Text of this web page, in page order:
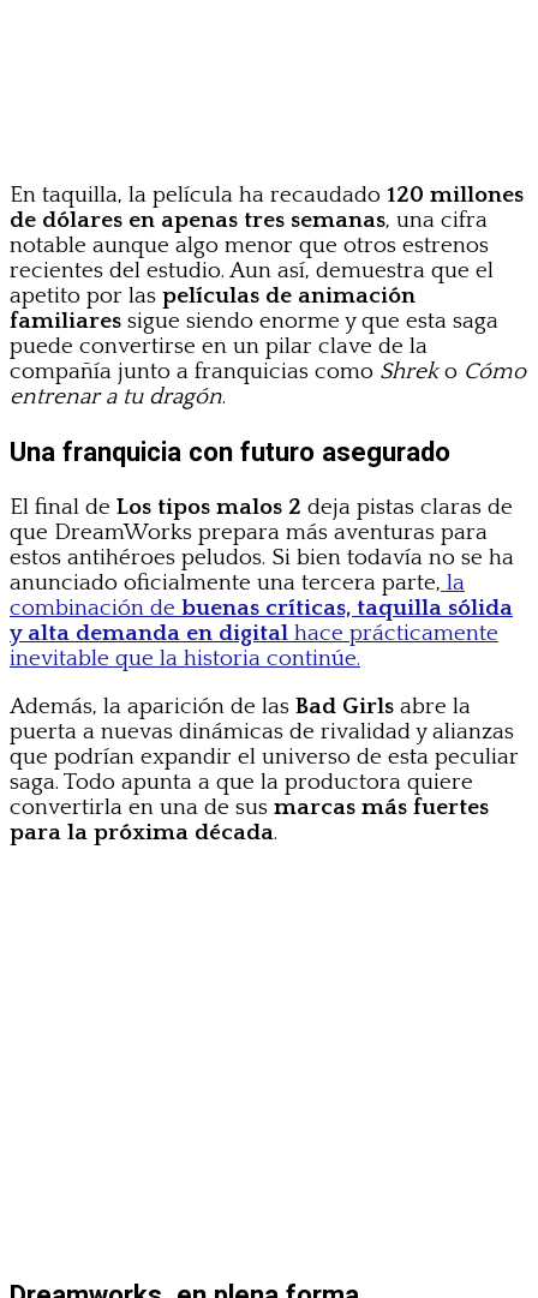
En taquilla, la película ha recaudado 120 millones
de dólares en apenas tres semanas, una cifra
notable aunque algo menor que otros estrenos
recientes del estudio. Aun así, demuestra que el
apetito por las películas de animación
familiares sigue siendo enorme y que esta saga
puede convertirse en un pilar clave de la
compañía junto a franquicias como Shreko Cómo
entrenar a tu dragón.
Una franquicia con futuro asegurado
El final de Los tipos malos 2 deja pistas claras de
que DreamWorks prepara más aventuras para
estos antihéroes peludos. Si bien todavía no se ha
anunciado oficialmente una tercera parte, la
combinación de buenas críticas, taquilla sólida
y alta demanda en digital hace prácticamente
inevitable que la historia continúe.
Además, la aparición de las Bad Girls abre la
puerta a nuevas dinámicas de rivalidad y alianzas
que podrían expandir el universo de esta peculiar
saga. Todo apunta a que la productora quiere
convertirla en una de sus marcas más fuertes
para la próxima década.